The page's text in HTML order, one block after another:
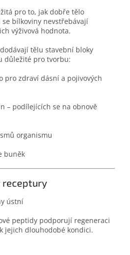
pro to, jak dobře tělo
bílkoviny nevstřebávají
výživová hodnota.
tělu stavební bloky
důležité pro tvorbu:
pro zdraví dásní a pojivových
– podílejících se na obnově
organismu
buněk
receptury
ústní
peptidy podporují regeneraci
jejich dlouhodobé kondici.